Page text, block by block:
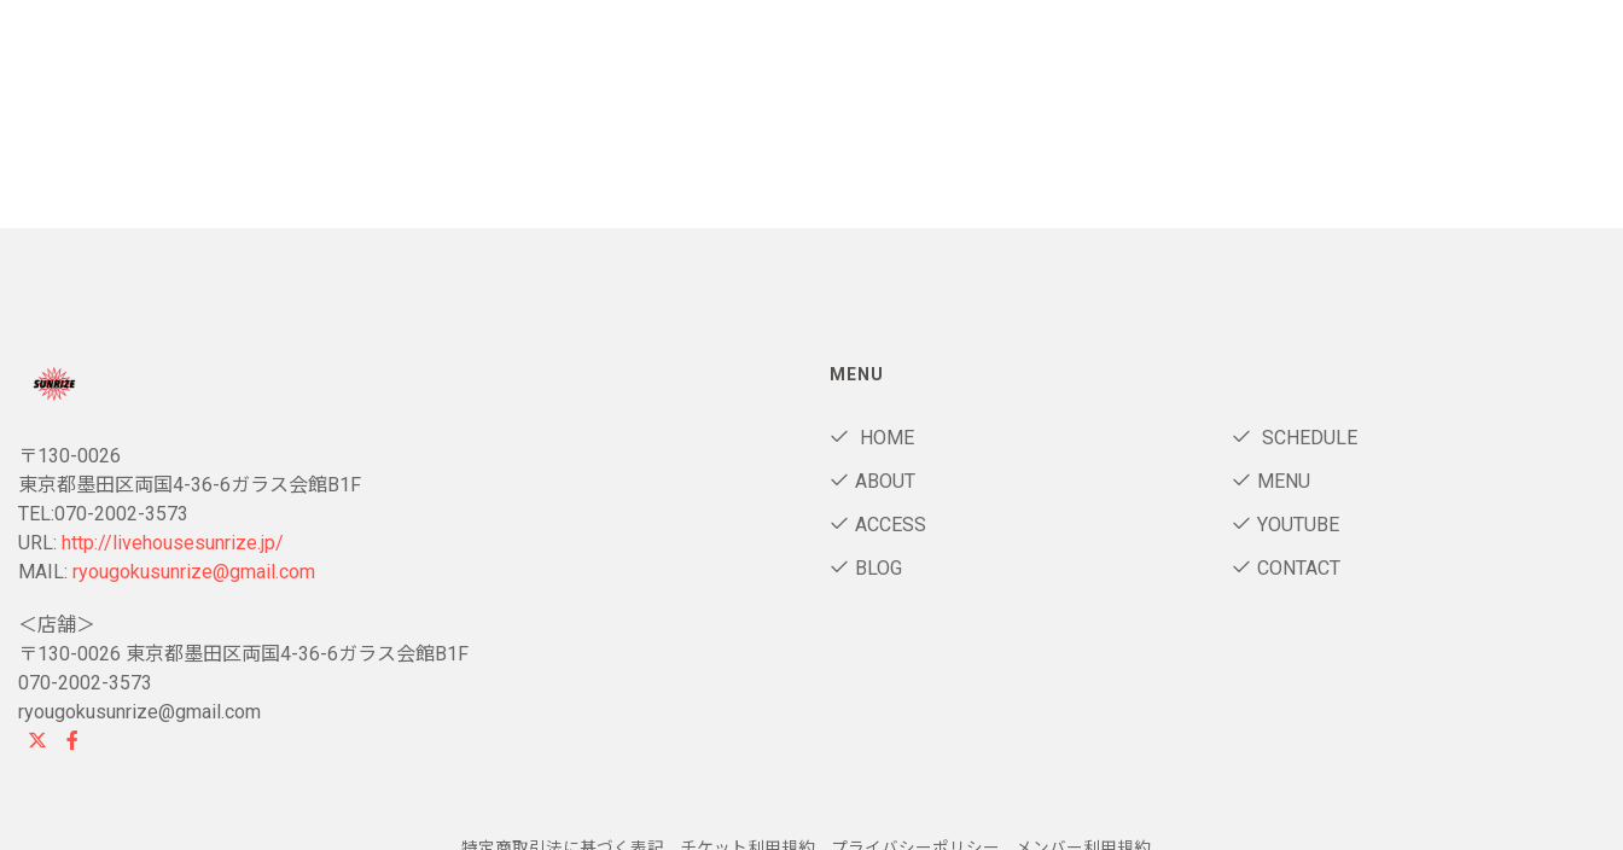
〒130-0026
東京都墨田区両国4-36-6ガラス会館B1F
TEL:070-2002-3573
URL: http://livehousesunrize.jp/
MAIL: ryougokusunrize@gmail.com
＜店舗＞
〒130-0026 東京都墨田区両国4-36-6ガラス会館B1F
070-2002-3573
ryougokusunrize@gmail.com
MENU
HOME
SCHEDULE
ABOUT
MENU
ACCESS
YOUTUBE
BLOG
CONTACT